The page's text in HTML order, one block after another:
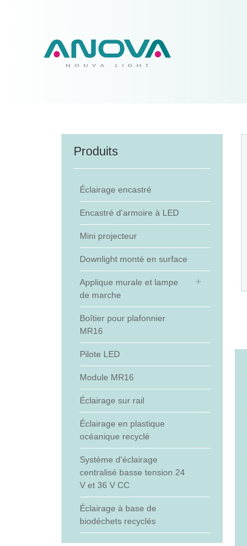
Produits
Éclairage encastré
Encastré d'armoire à LED
Mini projecteur
Downlight monté en surface
Applique murale et lampe
de marche
Boîtier pour plafonnier
MR16
Pilote LED
Module MR16
Éclairage sur rail
Éclairage en plastique
océanique recyclé
Système d'éclairage
centralisé basse tension 24
V et 36 V CC
Éclairage à base de
biodéchets recyclés